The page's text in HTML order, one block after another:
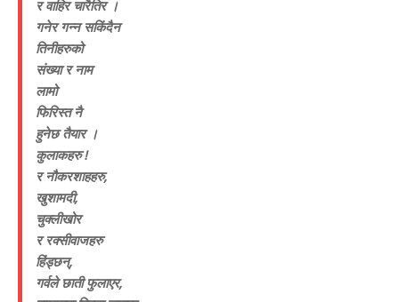
र वाहिर चारैतिर ।
गनेर गन्न सकिंदैन
तिनीहरुको
संख्या र नाम
लामो
फिरिस्त नै
हुनेछ तैयार ।
कुलाकहरु !
र नौकरशाहहरु,
खुशामदी,
चुक्लीखोर
र रक्सीवाजहरु
हिंड्छन्,
गर्वले छाती फुलाएर,